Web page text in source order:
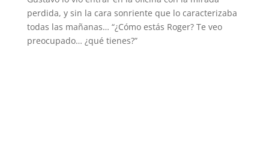
perdida, y sin la cara sonriente que lo caracterizaba
todas las mañanas… “¿Cómo estás Roger? Te veo
preocupado… ¿qué tienes?”